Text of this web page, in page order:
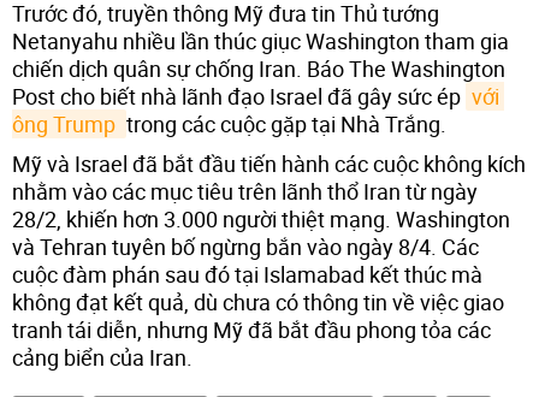
Trước đó, truyền thông Mỹ đưa tin Thủ tướng
Netanyahu nhiều lần thúc giục Washington tham gia
chiến dịch quân sự chống Iran. Báo The Washington
Post cho biết nhà lãnh đạo Israel đã gây sức ép với
ông Trump trong các cuộc gặp tại Nhà Trắng.
Mỹ và Israel đã bắt đầu tiến hành các cuộc không kích
nhằm vào các mục tiêu trên lãnh thổ Iran từ ngày
28/2, khiến hơn 3.000 người thiệt mạng. Washington
và Tehran tuyên bố ngừng bắn vào ngày 8/4. Các
cuộc đàm phán sau đó tại Islamabad kết thúc mà
không đạt kết quả, dù chưa có thông tin về việc giao
tranh tái diễn, nhưng Mỹ đã bắt đầu phong tỏa các
cảng biển của Iran.